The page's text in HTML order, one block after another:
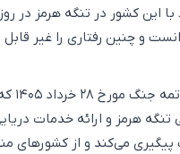
این کشور در تنگه هرمز در
دانست و چنین رفتاری را غیر
سخنگوی وزارت امور خارجه با اشاره به بند ۵ یادداشت
تنگه هرمز و ارائه خدمات
می‌کند و از کشور‌های